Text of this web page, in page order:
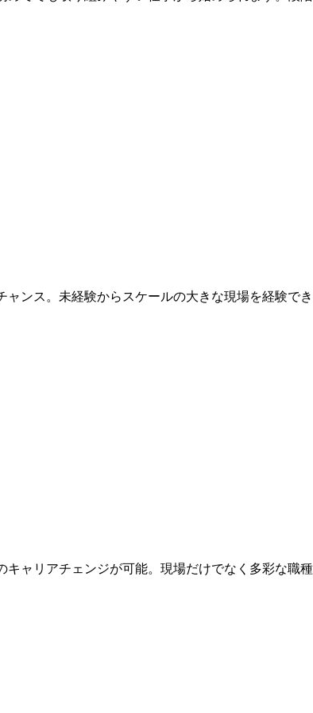
ンス。未経験からスケールの大きな現場を経験で
ャリアチェンジが可能。現場だけでなく多彩な職